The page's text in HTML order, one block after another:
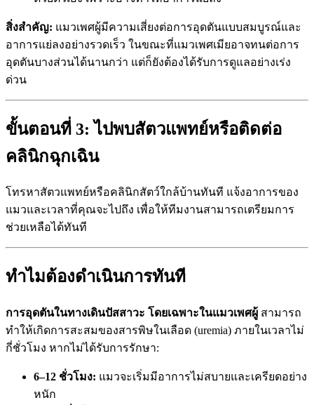
สิ่งสำคัญ: แมวเพศผู้มีความเสี่ยงต่อการอุดตันแบบสมบูรณ์และ
อาการแย่ลงอย่างรวดเร็ว ในขณะที่แมวเพศเมียอาจทนต่อการ
อุดตันบางส่วนได้นานกว่า แต่ก็ยังต้องได้รับการดูแลอย่างเร่ง
ด่วน
ขั้นตอนที่ 3: ไปพบสัตวแพทย์หรือติดต่อ
คลินิกฉุกเฉิน
โทรหาสัตวแพทย์หรือคลินิกสัตว์ใกล้บ้านทันที แจ้งอาการของ
แมวและเวลาที่คุณจะไปถึง เพื่อให้ทีมงานสามารถเตรียมการ
ช่วยเหลือได้ทันที
ทำไมต้องดำเนินการทันที
การอุดตันในทางเดินปัสสาวะ โดยเฉพาะในแมวเพศผู้ สามารถ
ทำให้เกิดการสะสมของสารพิษในเลือด (uremia) ภายในเวลาไม่
กี่ชั่วโมง หากไม่ได้รับการรักษา:
6–12 ชั่วโมง: แมวจะเริ่มมีอาการไม่สบายและเครียดอย่าง
หนัก